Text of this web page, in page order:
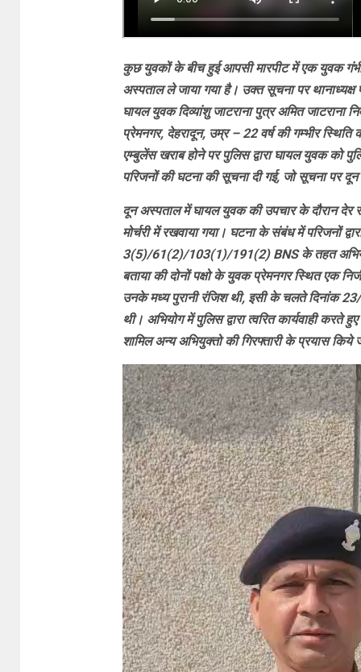
कुछ युवकों के बीच हुई आपसी मारपीट में एक युवक
अस्पताल ले जाया गया है। उक्त सूचना पर
घायल युवक दिव्यांशु जाटराना पुत्र अमित जाटराना
प्रेमनगर, देहरादून, उम्र – 22 वर्ष की गम्भीर
एम्बुलेंस खराब होने पर पुलिस द्वारा घायल युवक को
परिजनों की घटना की सूचना दी गई, जो सूचना पर
दून अस्पताल में घायल युवक की उपचार के दौरान देर
मोर्चरी में रखवाया गया। घटना के संबंध में परिजनों
3(5)/61(2)/103(1)/191(2) BNS के तहत
बताया की दोनों पक्षो के युवक प्रेमनगर स्थित एक
उनके मध्य पुरानी रंजिश थी, इसी के चलते दिनांक
थी। अभियोग में पुलिस द्वारा त्वरित कार्यवाही
शामिल अन्य अभियुक्तो की गिरफ्तारी के प्रयास किये
Video
Player